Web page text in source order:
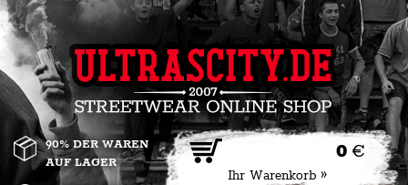
0 €
Ihr Warenkorb »
90% DER WAREN
AUF LAGER